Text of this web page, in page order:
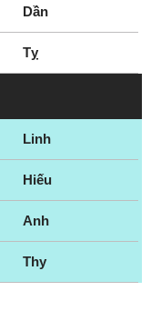
Dần
Tỵ
Linh
Hiếu
Anh
Thy